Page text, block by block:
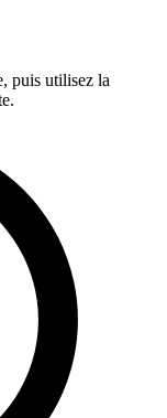
puis utilisez la